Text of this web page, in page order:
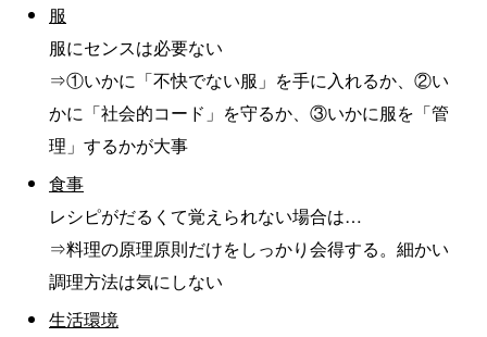
服
服にセンスは必要ない
⇒①いかに「不快でない服」を手に入れるか、②い
かに「社会的コード」を守るか、③いかに服を「管
理」するかが大事
食事
レシピがだるくて覚えられない場合は…
⇒料理の原理原則だけをしっかり会得する。細かい
調理方法は気にしない
生活環境